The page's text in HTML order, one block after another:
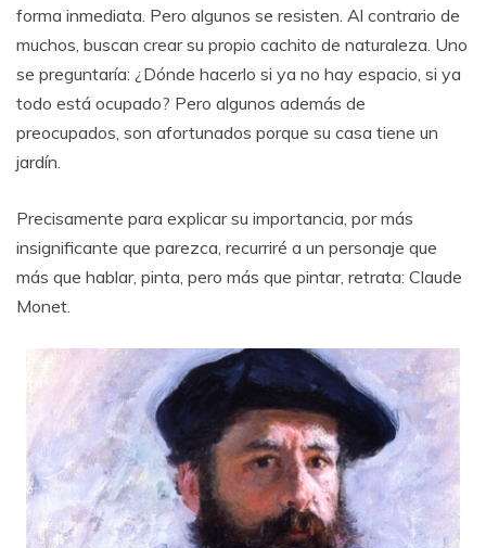
forma inmediata. Pero algunos se resisten. Al contrario de
muchos, buscan crear su propio cachito de naturaleza. Uno
se preguntaría: ¿Dónde hacerlo si ya no hay espacio, si ya
todo está ocupado? Pero algunos además de
preocupados, son afortunados porque su casa tiene un
jardín.
Precisamente para explicar su importancia, por más
insignificante que parezca, recurriré a un personaje que
más que hablar, pinta, pero más que pintar, retrata: Claude
Monet.